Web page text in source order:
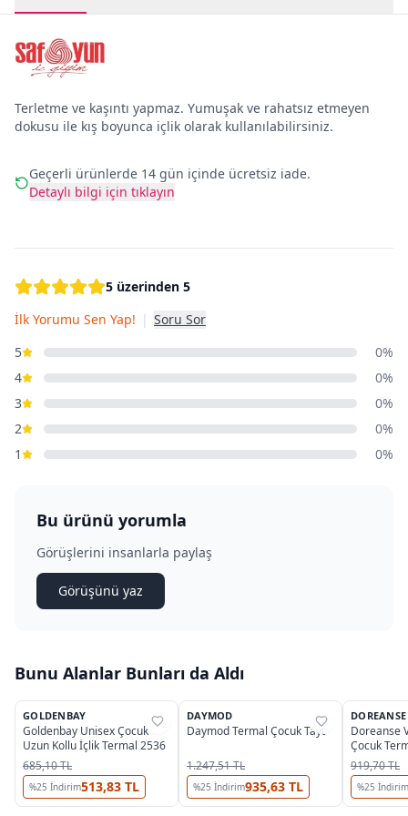
Terletme ve kaşıntı yapmaz. Yumuşak ve rahatsız etmeyen
dokusu ile kış boyunca içlik olarak kullanılabilirsiniz.
Geçerli ürünlerde 14 gün içinde ücretsiz iade.
Detaylı bilgi için tıklayın
5 üzerinden 5
İlk Yorumu Sen Yap! | Soru Sor
5
0%
4
0%
3
0%
2
0%
1
0%
Bu ürünü yorumla
Görüşlerini insanlarla paylaş
Görüşünü yaz
Bunu Alanlar Bunları da Aldı
%37
GOLDENBAY
Goldenbay Unisex Çocuk
Uzun Kollu İçlik Termal 2536
685,10 TL
%25 İndirim513,83 TL
%30
DAYMOD
Daymod Termal Çocuk Tayt
1.247,51 TL
%25 İndirim935,63 TL
%25
DOREANSE
Doreanse
Çocuk
919,70 TL
%25 İndirim